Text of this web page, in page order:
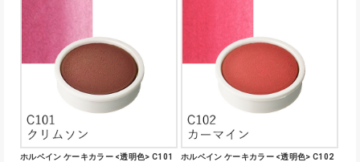
ホルベイン ケーキカラー <透明色> C101
ホルベイン ケーキカラー <透明色> C102